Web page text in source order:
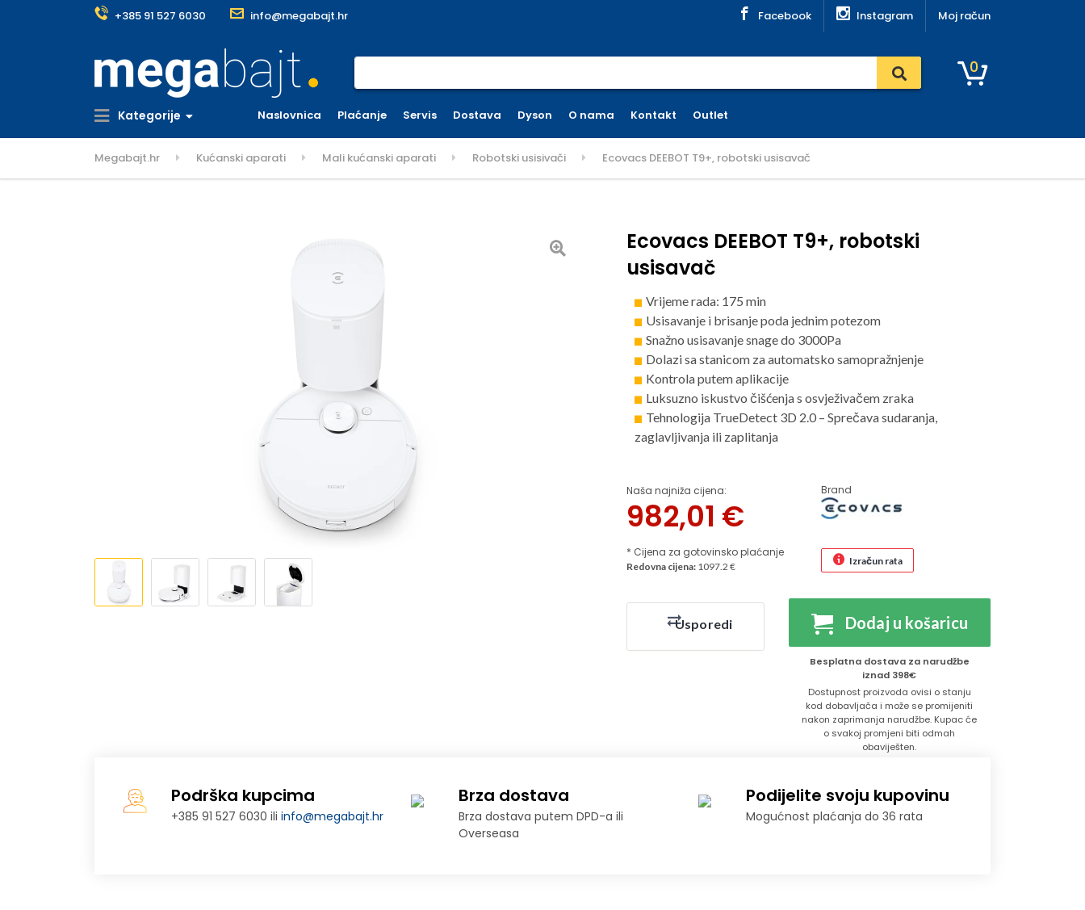
+385 91 527 6030 info@megabajt.hr Facebook Instagram Moj račun
0
Kategorije Naslovnica Plaćanje Servis Dostava Dyson O nama Kontakt Outlet
Megabajt.hr Kućanski aparati Mali kućanski aparati Robotski usisivači Ecovacs DEEBOT T9+, robotski usisavač
Ecovacs DEEBOT T9+, robotski
usisavač
Vrijeme rada: 175 min
Usisavanje i brisanje poda jednim potezom
Snažno usisavanje snage do 3000Pa
Dolazi sa stanicom za automatsko samopražnjenje
Kontrola putem aplikacije
Luksuzno iskustvo čišćenja s osvježivačem zraka
Tehnologija TrueDetect 3D 2.0 – Sprečava sudaranja,
zaglavljivanja ili zaplitanja
Naša najniža cijena:
982,01 €
* Cijena za gotovinsko plaćanje
Brand
Redovna cijena: 1097.2 € Izračun rata
Usporedi Dodaj u košaricu
Besplatna dostava za narudžbe
iznad 398€
Dostupnost proizvoda ovisi o stanju
kod dobavljača i može se promijeniti
nakon zaprimanja narudžbe. Kupac će
o svakoj promjeni biti odmah
obaviješten.
Podrška kupcima
+385 91 527 6030 iliinfo@megabajt.hr
Brza dostava
Brza dostava putem DPD-a ili
Overseasa
Podijelite svoju kupovinu
Mogućnost plaćanja do 36 rata